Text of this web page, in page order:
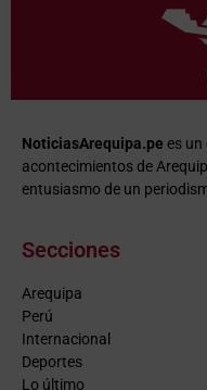
NoticiasArequipa.pe es un
acontecimientos de
entusiasmo de un
Secciones
Arequipa
Perú
Internacional
Deportes
Lo último